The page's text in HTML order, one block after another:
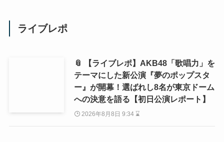
ライブレポ
📎 【ライブレポ】AKB48「歌唱力」を
テーマにした新公演『夢のポップスタ
ー』が開幕！選ばれし8名が東京ドーム
への決意を語る【初日公演レポート】
2026年8月8日 9:34 ⌛